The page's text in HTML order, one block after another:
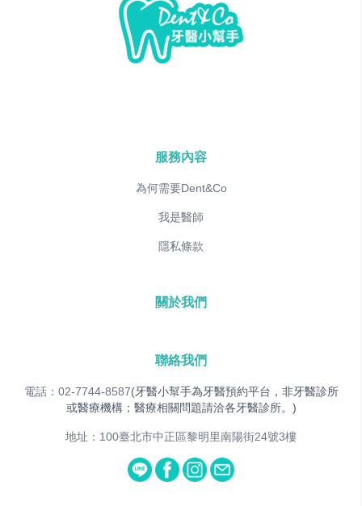
服務內容
為何需要Dent&Co
我是醫師
隱私條款
關於我們
聯絡我們
電話：02-7744-8587(牙醫小幫手為牙醫預約平台，非牙醫診所
或醫療機構；醫療相關問題請洽各牙醫診所。)
地址：100臺北市中正區黎明里南陽街24號3樓